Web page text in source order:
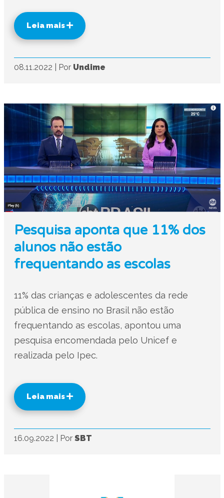
Leia mais
08.11.2022 Por Undime
Pesquisa aponta que 11% dos
alunos não estão
frequentando as escolas
11% das crianças e adolescentes da rede
pública de ensino no Brasil não estão
frequentando as escolas, apontou uma
pesquisa encomendada pelo Unicef e
realizada pelo Ipec.
Leia mais
16.09.2022 Por SBT